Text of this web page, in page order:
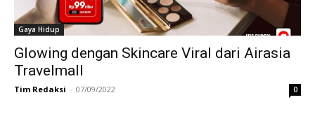
Gaya Hidup
Glowing dengan Skincare Viral dari Airasia
Travelmall
Tim Redaksi - 07/09/2022 0